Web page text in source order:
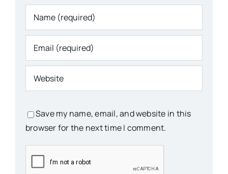
Save my name, email, and website in this
browser for the next time I comment.